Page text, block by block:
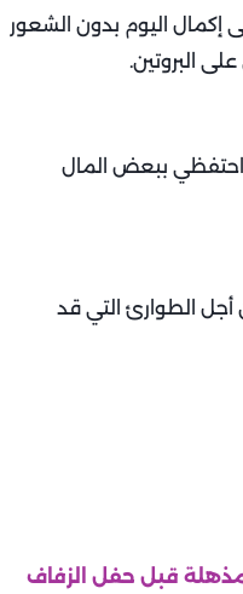
اليوم بدون الشعور
البروتين.
ببعض المال
الطوارئ التي قد